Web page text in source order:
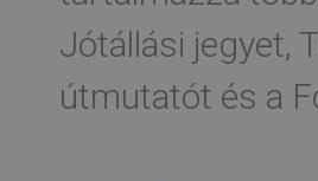
Jótállási jegyet,
útmutatót és a